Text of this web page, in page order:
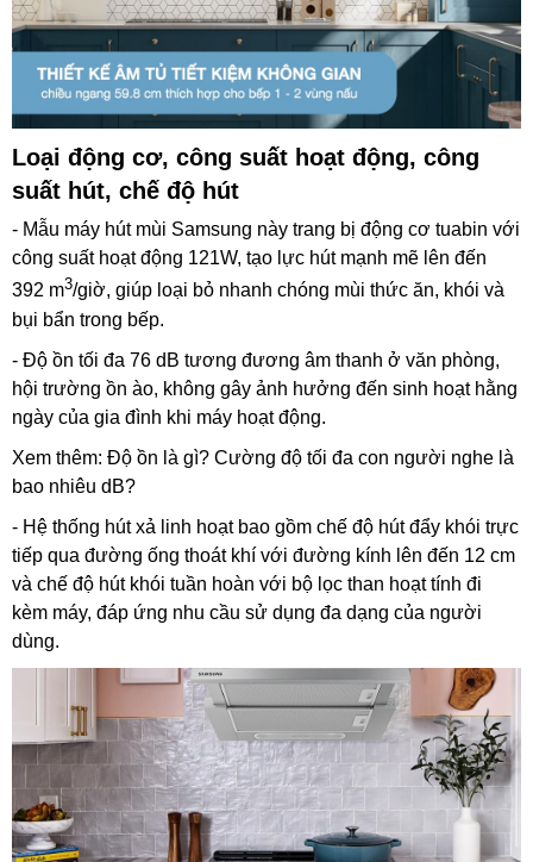
Loại động cơ, công suất hoạt động, công
suất hút, chế độ hút
- Mẫu máy hút mùi Samsung này trang bị động cơ tuabin với
công suất hoạt động 121W, tạo lực hút mạnh mẽ lên đến
392 m3/giờ, giúp loại bỏ nhanh chóng mùi thức ăn, khói và
bụi bẩn trong bếp.
- Độ ồn tối đa 76 dB tương đương âm thanh ở văn phòng,
hội trường ồn ào, không gây ảnh hưởng đến sinh hoạt hằng
ngày của gia đình khi máy hoạt động.
Xem thêm: Độ ồn là gì? Cường độ tối đa con người nghe là
bao nhiêu dB?
- Hệ thống hút xả linh hoạt bao gồm chế độ hút đẩy khói trực
tiếp qua đường ống thoát khí với đường kính lên đến 12 cm
và chế độ hút khói tuần hoàn với bộ lọc than hoạt tính đi
kèm máy, đáp ứng nhu cầu sử dụng đa dạng của người
dùng.